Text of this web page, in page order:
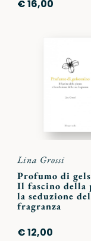
€ 16,00
Lina Grossi
Profumo di
Il fascino della
la seduzione
fragranza
€ 12,00